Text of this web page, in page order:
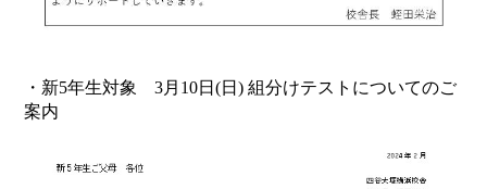
・新5年生対象 3月10日(日) 組分けテストについてのご
案内